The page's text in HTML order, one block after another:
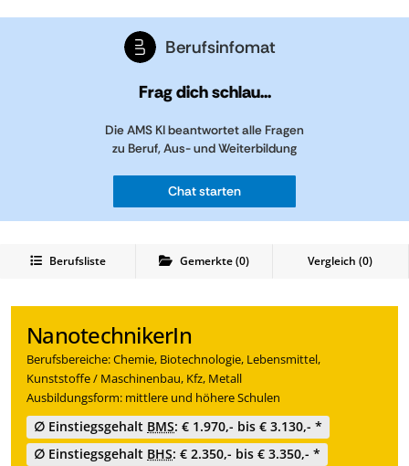
Berufsinfomat
Frag dich schlau...
Die AMS KI beantwortet alle Fragen
zu Beruf, Aus- und Weiterbildung
Chat starten
Berufsliste Gemerkte(0) Vergleich (0)
NanotechnikerIn
Berufsbereiche: Chemie, Biotechnologie, Lebensmittel,
Kunststoffe / Maschinenbau, Kfz, Metall
Ausbildungsform: mittlere und höhere Schulen
∅ Einstiegsgehalt BMS: € 1.970,- bis € 3.130,- *
∅ Einstiegsgehalt BHS: € 2.350,- bis € 3.350,- *